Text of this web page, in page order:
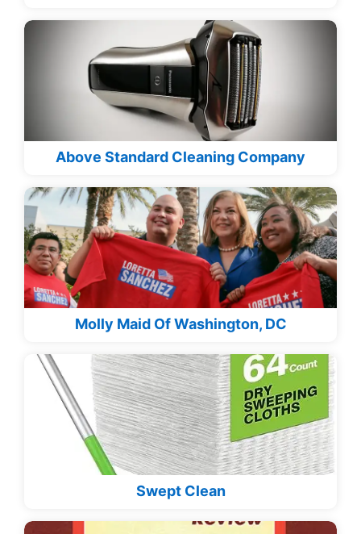
Above Standard Cleaning Company
Molly Maid Of Washington, DC
Swept Clean